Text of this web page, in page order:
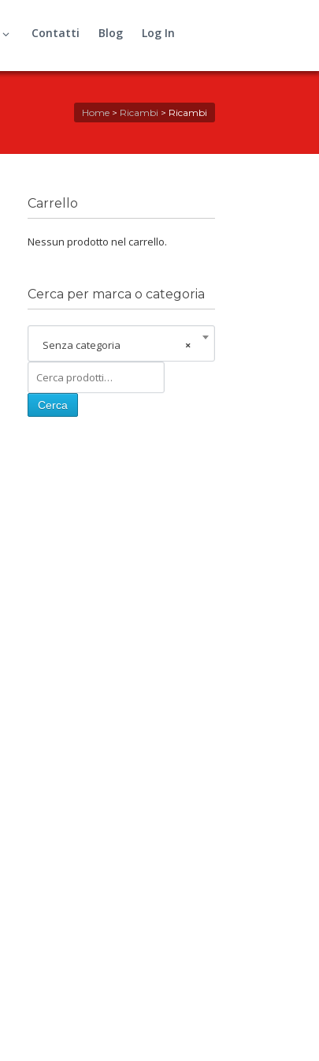
Contatti Blog Log In
Home> Ricambi > Ricambi
Carrello
Nessun prodotto nel carrello.
Cerca per marca o categoria
×
Senza categoria
Cerca